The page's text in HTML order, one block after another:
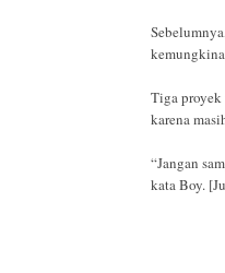
Tiga proyek
karena
“Jangan
kata Boy.